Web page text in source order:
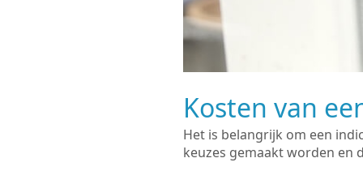
Kosten van
Het is belangrijk om een
keuzes gemaakt worden en